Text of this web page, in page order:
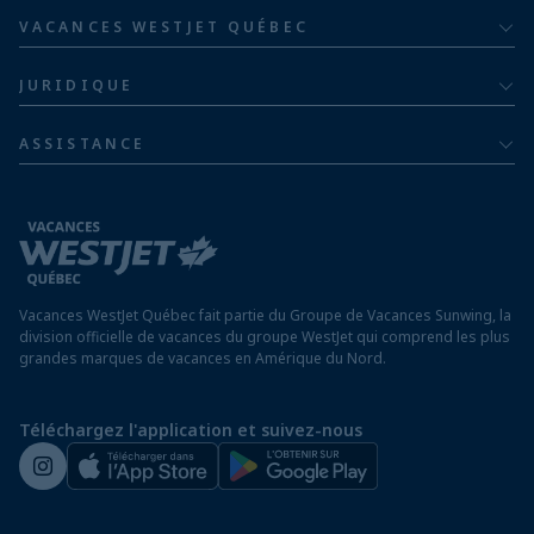
Familles de cinq ou plus
Hôtels en Jamaïque
Hôtels au Mexique
Hôtels au Panama
Hôtels à Saint-Martin
VACANCES WESTJET QUÉBEC
Informations sur la compagnie aérienne
JURIDIQUE
Rapport sur l’esclavage moderne
ASSISTANCE
Avis aux voyageurs
Exigences d’entrée à destination
Assurez vos vacances
Voyager depuis un aéroport hors Québec
Salle de presse de WestJet
Vacances WestJet Québec fait partie du Groupe de Vacances Sunwing, la
division officielle de vacances du groupe WestJet qui comprend les plus
grandes marques de vacances en Amérique du Nord.
Téléchargez l'application et suivez-nous